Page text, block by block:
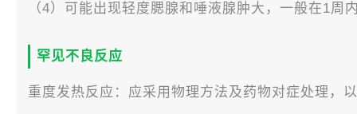
（4）可能出现轻度腮腺和唾液腺肿大，一般在1周
罕见不良反应
重度发热反应：应采用物理方法及药物对症处理，